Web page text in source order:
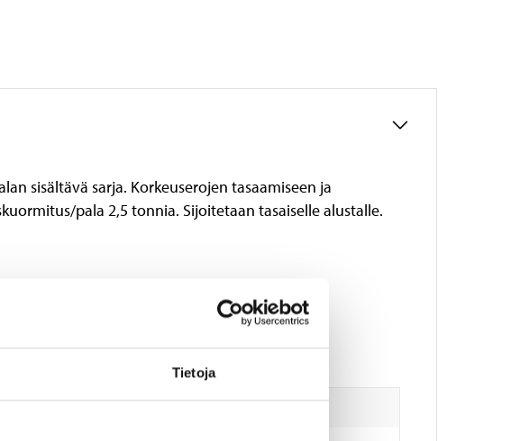
Tietoja
sisältävä sarja. Korkeuserojen tasaamiseen ja
pala 2,5 tonnia. Sijoitetaan tasaiselle alustalle.